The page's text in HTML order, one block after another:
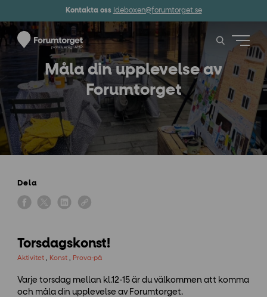
Kontakta oss Ideboxen@forumtorget.se
Måla din upplevelse av
Forumtorget
Dela
Torsdagskonst!
Aktivitet Konst Prova-på
Varje torsdag mellan kl.12-15 är du välkommen att komma
och måla din upplevelse av Forumtorget.